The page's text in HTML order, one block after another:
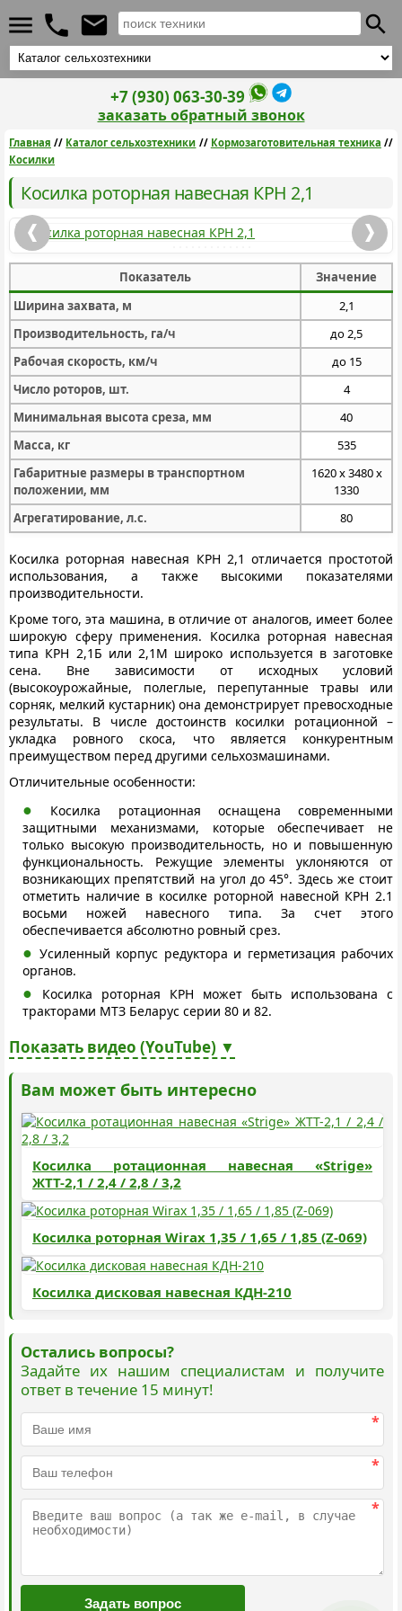
+7 (930) 063-30-39
заказать обратный звонок
Главная // Каталог сельхозтехники // Кормозаготовительная техника //
Косилки
Косилка роторная навесная КРН 2,1
Показатель
Значение
Ширина захвата, м
2,1
Производительность, га/ч
до 2,5
Рабочая скорость, км/ч
до 15
Число роторов, шт.
4
Минимальная высота среза, мм
40
Масса, кг
535
Габаритные размеры в транспортном
положении, мм
1620 x 3480 x
1330
Агрегатирование, л.с.
80
Косилка роторная навесная КРН 2,1 отличается простотой
использования, а также высокими показателями
производительности.
Кроме того, эта машина, в отличие от аналогов, имеет более
широкую сферу применения. Косилка роторная навесная
типа КРН 2,1Б или 2,1М широко используется в заготовке
сена. Вне зависимости от исходных условий
(высокоурожайные, полеглые, перепутанные травы или
сорняк, мелкий кустарник) она демонстрирует превосходные
результаты. В числе достоинств косилки ротационной –
укладка ровного скоса, что является конкурентным
преимуществом перед другими сельхозмашинами.
Отличительные особенности:
Косилка ротационная оснащена современными
защитными механизмами, которые обеспечивает не
только высокую производительность, но и повышенную
функциональность. Режущие элементы уклоняются от
возникающих препятствий на угол до 45°. Здесь же стоит
отметить наличие в косилке роторной навесной КРН 2.1
восьми ножей навесного типа. За счет этого
обеспечивается абсолютно ровный срез.
Усиленный корпус редуктора и герметизация рабочих
органов.
Косилка роторная КРН может быть использована с
тракторами МТЗ Беларус серии 80 и 82.
Показать видео (YouTube) ▼
Вам может быть интересно
Косилка ротационная навесная «Strige»
ЖТТ-2,1 / 2,4 / 2,8 / 3,2
Косилка роторная Wirax 1,35 / 1,65 / 1,85 (Z-069)
Косилка дисковая навесная КДН-210
Остались вопросы?
Задайте их нашим специалистам и получите
ответ в течение 15 минут!
*
*
*